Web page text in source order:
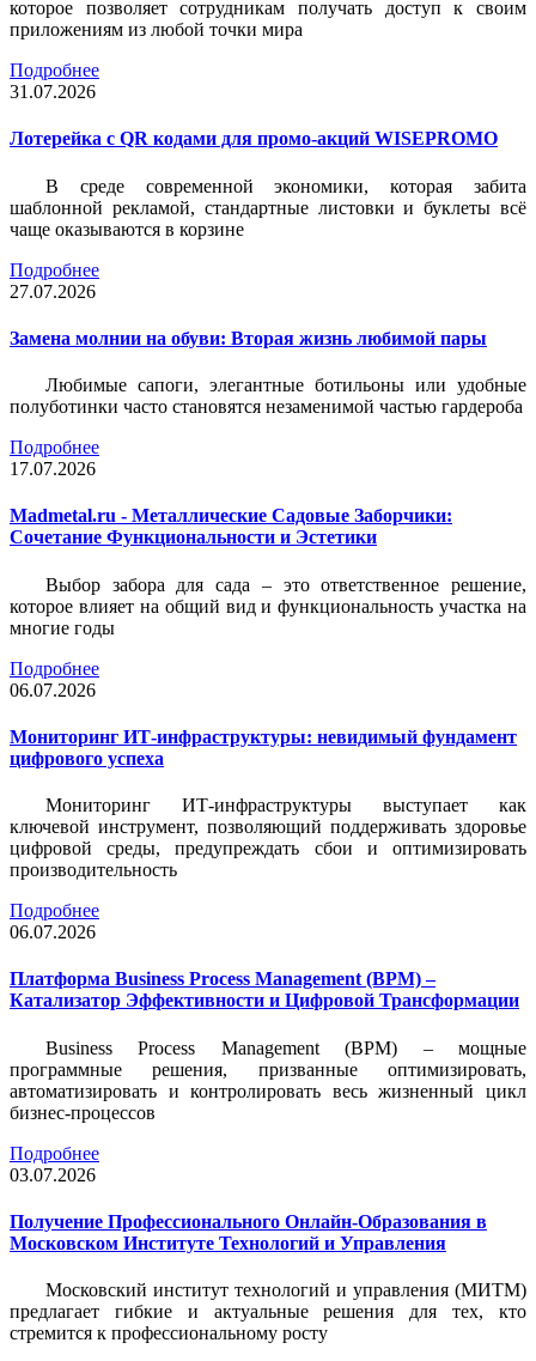
которое позволяет сотрудникам получать доступ к своим
приложениям из любой точки мира
Подробнее
31.07.2026
Лотерейка c QR кодами для промо-акций WISEPROMO
В среде современной экономики, которая забита
шаблонной рекламой, стандартные листовки и буклеты всё
чаще оказываются в корзине
Подробнее
27.07.2026
Замена молнии на обуви: Вторая жизнь любимой пары
Любимые сапоги, элегантные ботильоны или удобные
полуботинки часто становятся незаменимой частью гардероба
Подробнее
17.07.2026
Madmetal.ru - Металлические Садовые Заборчики:
Сочетание Функциональности и Эстетики
Выбор забора для сада – это ответственное решение,
которое влияет на общий вид и функциональность участка на
многие годы
Подробнее
06.07.2026
Мониторинг ИТ-инфраструктуры: невидимый фундамент
цифрового успеха
Мониторинг ИТ-инфраструктуры выступает как
ключевой инструмент, позволяющий поддерживать здоровье
цифровой среды, предупреждать сбои и оптимизировать
производительность
Подробнее
06.07.2026
Платформа Business Process Management (BPM) –
Катализатор Эффективности и Цифровой Трансформации
Business Process Management (BPM) – мощные
программные решения, призванные оптимизировать,
автоматизировать и контролировать весь жизненный цикл
бизнес-процессов
Подробнее
03.07.2026
Получение Профессионального Онлайн-Образования в
Московском Институте Технологий и Управления
Московский институт технологий и управления (МИТМ)
предлагает гибкие и актуальные решения для тех, кто
стремится к профессиональному росту